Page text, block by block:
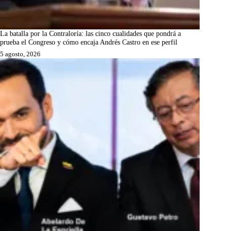
La batalla por la Contraloría: las cinco cualidades que pondrá a
prueba el Congreso y cómo encaja Andrés Castro en ese perfil
5 agosto, 2026